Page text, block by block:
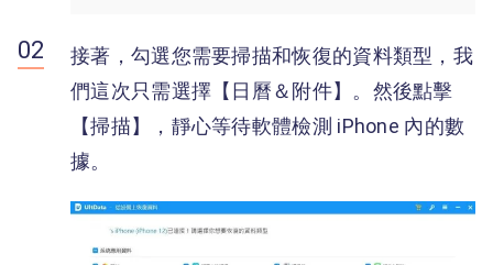
接著，勾選您需要掃描和恢復的資料類型，我
們這次只需選擇【日曆＆附件】。然後點擊
【掃描】，靜心等待軟體檢測 iPhone 內的數
據。